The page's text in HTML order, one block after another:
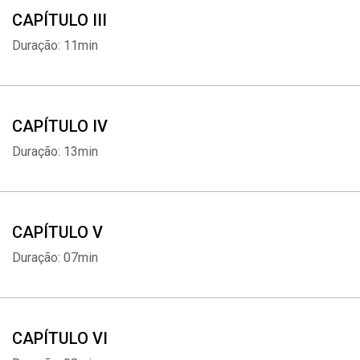
CAPÍTULO III
Duração: 11min
CAPÍTULO IV
Duração: 13min
CAPÍTULO V
Duração: 07min
CAPÍTULO VI